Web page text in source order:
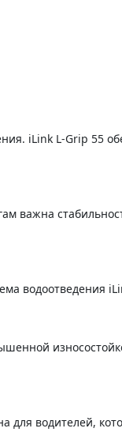
iLink L-Grip 55
важна
водоотведения
для водителей,